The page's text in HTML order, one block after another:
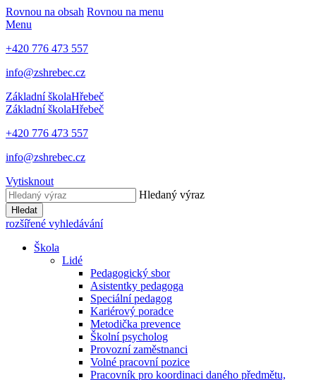
Rovnou na obsah Rovnou na menu
Menu
+420 776 473 557
info@zshrebec.cz
Základní školaHřebeč
Základní školaHřebeč
+420 776 473 557
info@zshrebec.cz
Vytisknout
Hledaný výraz
Hledat
rozšířené vyhledávání
Škola
Lidé
Pedagogický sbor
Asistentky pedagoga
Speciální pedagog
Kariérový poradce
Metodička prevence
Školní psycholog
Provozní zaměstnanci
Volné pracovní pozice
Pracovník pro koordinaci daného předmětu,